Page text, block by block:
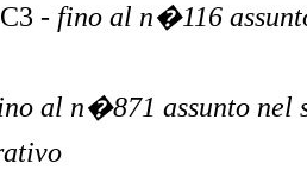
- fino al n�116
al n�871 assunto nel